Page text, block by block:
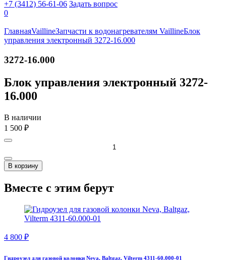
+7 (3412) 56-61-06 Задать вопрос
0
ГлавнаяVaillineЗапчасти к водонагревателям VaillineБлок
управления электронный 3272-16.000
3272-16.000
Блок управления электронный 3272-
16.000
В наличии
1 500 ₽
В корзину
Вместе с этим берут
4 800 ₽
Гидроузел для газовой колонки Neva, Baltgaz, Vilterm 4311-60.000-01